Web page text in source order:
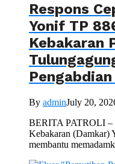
Respons
Yonif TP
Kebakaran
By adminJuly 20,
BERITA PATROLI
Kebakaran (Damkar)
membantu